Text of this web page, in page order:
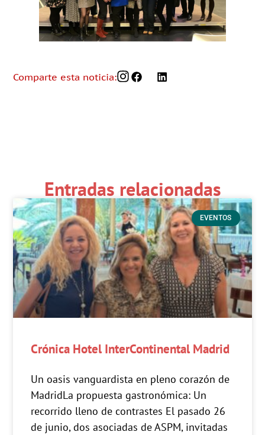
Comparte esta noticia:
Entradas relacionadas
EVENTOS
Crónica Hotel InterContinental Madrid
Un oasis vanguardista en pleno corazón de
MadridLa propuesta gastronómica: Un
recorrido lleno de contrastes El pasado 26
de junio, dos asociadas de ASPM, invitadas